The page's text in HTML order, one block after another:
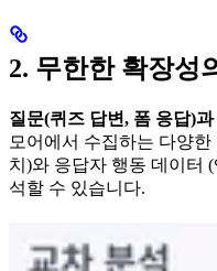
2. 무한한 확장성
질문(퀴즈 답변, 폼 응답)과
모어에서 수집하는 다양
치)와 응답자 행동 데이터
석할 수 있습니다.